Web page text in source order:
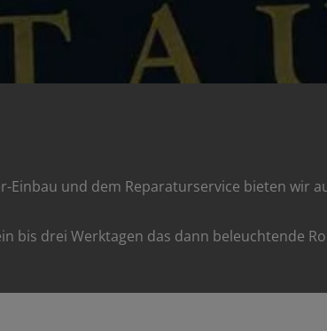
Einbau und dem Reparaturservice bieten wir
bis drei Werktagen das dann beleuchtende